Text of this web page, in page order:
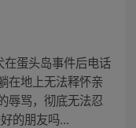
蛋头岛事件后电话
在地上无法释怀亲
辱骂，彻底无法忍
的朋友吗...